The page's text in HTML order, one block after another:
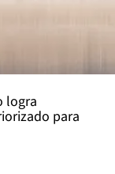
logra
para